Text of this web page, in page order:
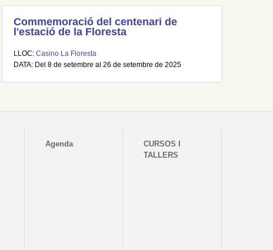
Commemoració del centenari de
l'estació de la Floresta
LLOC: Casino La Floresta
DATA: Del 8 de setembre al 26 de setembre de 2025
Agenda
CURSOS I
TALLERS